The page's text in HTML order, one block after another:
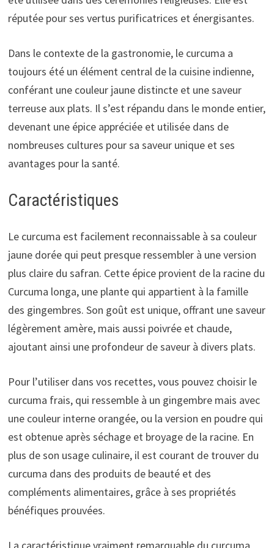
réputée pour ses vertus purificatrices et énergisantes.
Dans le contexte de la gastronomie, le curcuma a
toujours été un élément central de la cuisine indienne,
conférant une couleur jaune distincte et une saveur
terreuse aux plats. Il s’est répandu dans le monde entier,
devenant une épice appréciée et utilisée dans de
nombreuses cultures pour sa saveur unique et ses
avantages pour la santé.
Caractéristiques
Le curcuma est facilement reconnaissable à sa couleur
jaune dorée qui peut presque ressembler à une version
plus claire du safran. Cette épice provient de la racine du
Curcuma longa, une plante qui appartient à la famille
des gingembres. Son goût est unique, offrant une saveur
légèrement amère, mais aussi poivrée et chaude,
ajoutant ainsi une profondeur de saveur à divers plats.
Pour l’utiliser dans vos recettes, vous pouvez choisir le
curcuma frais, qui ressemble à un gingembre mais avec
une couleur interne orangée, ou la version en poudre qui
est obtenue après séchage et broyage de la racine. En
plus de son usage culinaire, il est courant de trouver du
curcuma dans des produits de beauté et des
compléments alimentaires, grâce à ses propriétés
bénéfiques prouvées.
La caractéristique vraiment remarquable du curcuma